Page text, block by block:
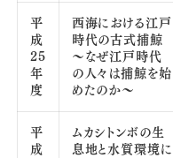
平
成
25
年
度
西海における江戸
時代の古式捕鯨
～なぜ江戸時代
の人々は捕鯨を始
めたのか～
平
成
ムカシトンボの生
息地と水質環境に